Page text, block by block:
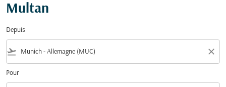
Multan
Depuis
flight_takeoff close
Pour